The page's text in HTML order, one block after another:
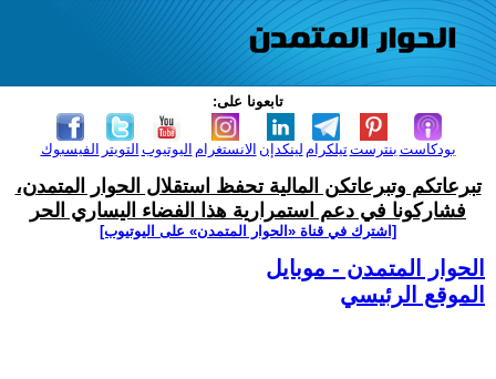
تابعونا على:
الفيسبوك التويتر اليوتيوب الانستغرام لينكدإن تيلكرامبنترست بودكاست
تبرعاتكم وتبرعاتكن المالية تحفظ استقلال الحوار المتمدن،
فشاركونا في دعم استمرارية هذا الفضاء اليساري الحر
[اشترك في قناة ‫«الحوار المتمدن» على اليوتيوب]
الحوار المتمدن - موبايل
الموقع الرئيسي